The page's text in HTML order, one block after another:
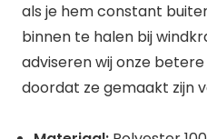
als je hem constant
binnen te halen bij
adviseren wij onze
doordat ze gemaakt zijn